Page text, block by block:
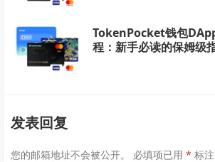
TokenPocket钱包
程：新手必读的保姆级
发表回复
您的邮箱地址不会被公开。 必填项已用* 标注